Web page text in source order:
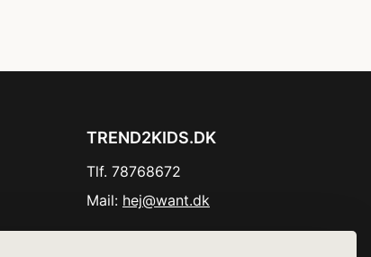
TREND2KIDS.DK
Tlf. 78768672
Mail: hej@want.dk